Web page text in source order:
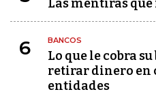
Las mentiras
6 BANCOS
Lo que le cobra
retirar dinero en
entidades